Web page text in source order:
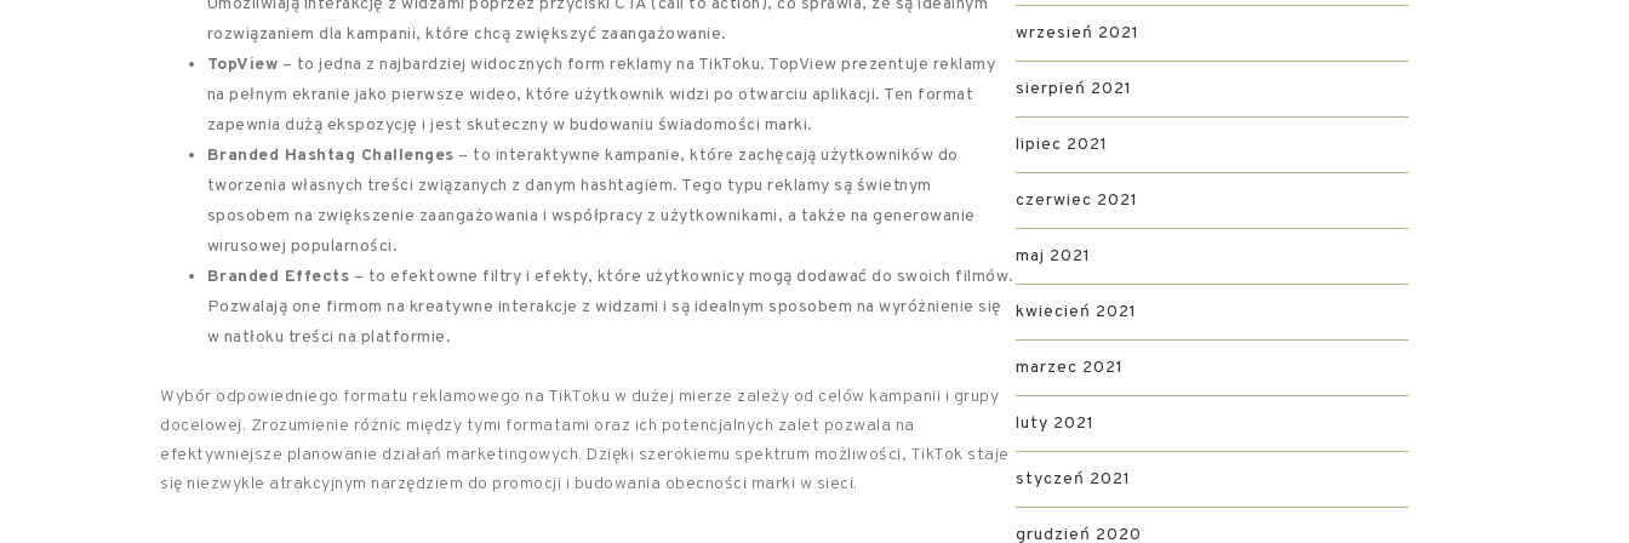
Umożliwiają interakcję z widzami poprzez przyciski CTA (call to action), co sprawia, że są idealnym
rozwiązaniem dla kampanii, które chcą zwiększyć zaangażowanie.
TopView – to jedna z najbardziej widocznych form reklamy na TikToku. TopView prezentuje reklamy
na pełnym ekranie jako pierwsze wideo, które użytkownik widzi po otwarciu aplikacji. Ten format
zapewnia dużą ekspozycję i jest skuteczny w budowaniu świadomości marki.
Branded Hashtag Challenges – to interaktywne kampanie, które zachęcają użytkowników do
tworzenia własnych treści związanych z danym hashtagiem. Tego typu reklamy są świetnym
sposobem na zwiększenie zaangażowania i współpracy z użytkownikami, a także na generowanie
wirusowej popularności.
Branded Effects – to efektowne filtry i efekty, które użytkownicy mogą dodawać do swoich filmów.
Pozwalają one firmom na kreatywne interakcje z widzami i są idealnym sposobem na wyróżnienie się
w natłoku treści na platformie.
Wybór odpowiedniego formatu reklamowego na TikToku w dużej mierze zależy od celów kampanii i grupy
docelowej. Zrozumienie różnic między tymi formatami oraz ich potencjalnych zalet pozwala na
efektywniejsze planowanie działań marketingowych. Dzięki szerokiemu spektrum możliwości, TikTok staje
się niezwykle atrakcyjnym narzędziem do promocji i budowania obecności marki w sieci.
wrzesień 2021
sierpień 2021
lipiec 2021
czerwiec 2021
maj 2021
kwiecień 2021
marzec 2021
luty 2021
styczeń 2021
grudzień 2020